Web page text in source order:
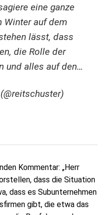
eine ganze
Winter auf dem
lässt, dass
die Rolle der
und alles auf den…
Kommentar: „Herr
dass die Situation
dass es Subunternehmen
gibt, die etwa das